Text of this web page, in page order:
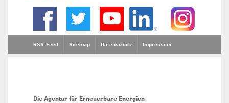
RSS-Feed Sitemap Datenschutz Impressum
Die Agentur für Erneuerbare Energien